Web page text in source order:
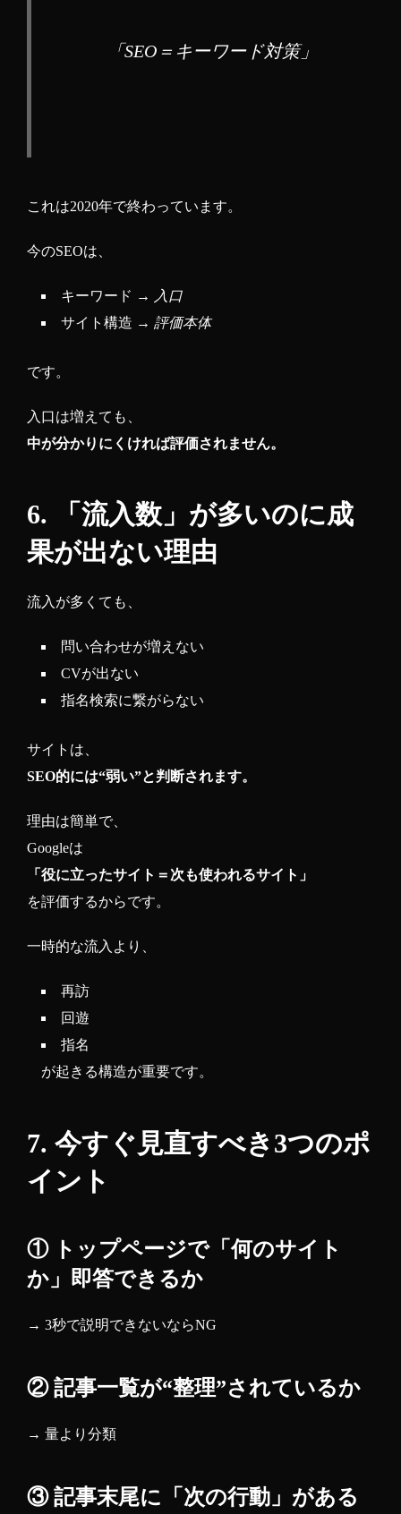
「SEO＝キーワード対策」
これは2020年で終わっています。
今のSEOは、
キーワード →
入口
サイト構造 → 評価本体
です。
入口は増えても、
中が分かりにくければ評価されません。
6. 「流入数」が多いのに成
果が出ない理由
流入が多くても、
問い合わせが増えない
CVが出ない
指名検索に繋がらない
サイトは、
SEO的には“弱い”と判断されます。
理由は簡単で、
Googleは
「役に立ったサイト＝次も使われるサイト」
を評価するからです。
一時的な流入より、
再訪
回遊
指名
が起きる構造が重要です。
7. 今すぐ見直すべき3つのポ
イント
① トップページで「何のサイト
か」即答できるか
→ 3秒で説明できないならNG
② 記事一覧が“整理”されているか
→ 量より分類
③ 記事末尾に「次の行動」がある